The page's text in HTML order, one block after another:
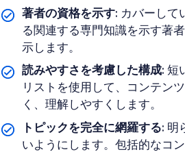
著者の資格を示す: カバーして
る関連する専門知識を示す著
示します。
読みやすさを考慮した構成: 短
リストを使用して、コンテン
く、理解しやすくします。
トピックを完全に網羅する: 明
いようにします。包括的なコ